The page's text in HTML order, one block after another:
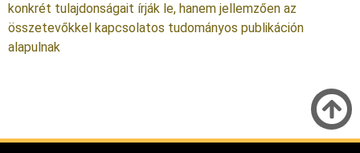
konkrét tulajdonságait írják le, hanem jellemzően az
összetevőkkel kapcsolatos tudományos publikáción
alapulnak